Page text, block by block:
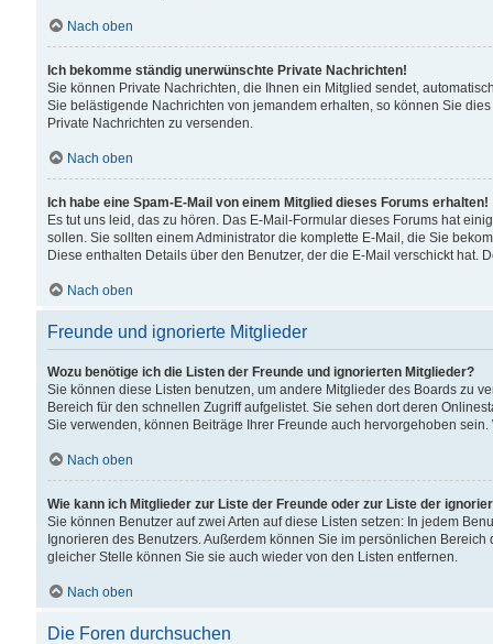
Nach oben
Ich bekomme ständig unerwünschte Private Nachrichten!
Sie können Private Nachrichten, die Ihnen ein Mitglied sendet,
Sie belästigende Nachrichten von jemandem erhalten, so können Sie
Private Nachrichten zu versenden.
Nach oben
Ich habe eine Spam-E-Mail von einem Mitglied dieses Forums erhalten!
Es tut uns leid, das zu hören. Das E-Mail-Formular dieses Forums hat
sollen. Sie sollten einem Administrator die komplette E-Mail, die Sie
Diese enthalten Details über den Benutzer, der die E-Mail verschickt hat.
Nach oben
Freunde und ignorierte Mitglieder
Wozu benötige ich die Listen der Freunde und ignorierten Mitglieder?
Sie können diese Listen benutzen, um andere Mitglieder des Boards zu
Bereich für den schnellen Zugriff aufgelistet. Sie sehen dort deren
Sie verwenden, können Beiträge Ihrer Freunde auch hervorgehoben
Nach oben
Wie kann ich Mitglieder zur Liste der Freunde oder zur Liste der
Sie können Benutzer auf zwei Arten auf diese Listen setzen: In jedem
Ignorieren des Benutzers. Außerdem können Sie im persönlichen
gleicher Stelle können Sie sie auch wieder von den Listen entfernen.
Nach oben
Die Foren durchsuchen